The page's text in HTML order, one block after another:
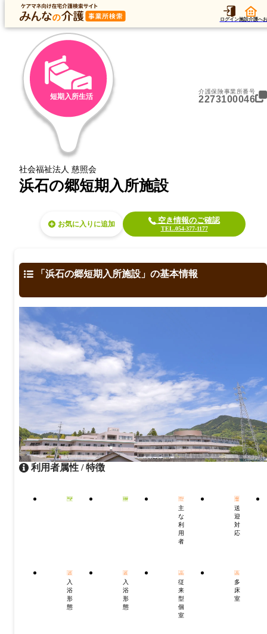
ログイン施設介護へ
トップ データ
トップ 静岡県 静岡市清水区 短期入所生活
短期入所生活
社会福祉法人 慈照会
介護保険事業所番号
2273100046
浜石の郷短期入所施設
お気に入り 空き情報のご確認
TEL.054-377-1177
「浜石の郷短期入所施設」の基本情報
利用者属性 / 特徴
主
な
利
用
者
送
迎
対
応
入
浴
形
態
入
浴
形
態
従
来
型
個
室
多
床
室